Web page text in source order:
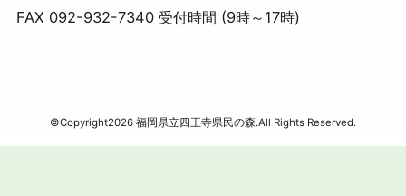
FAX 092-932-7340 受付時間 (9時～17時)
©Copyright2026 福岡県立四王寺県民の森.All Rights Reserved.